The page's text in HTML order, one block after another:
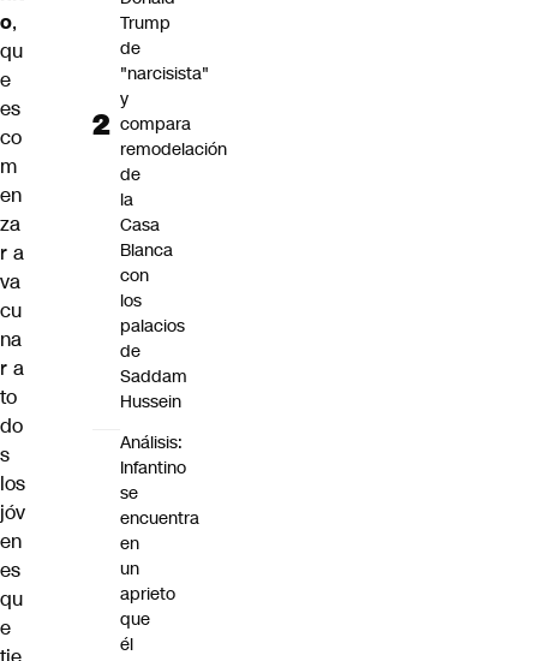
o,
qu
e
es
co
m
en
za
r a
va
cu
na
r a
to
do
s
los
jóv
en
es
qu
e
Trump
de
"narcisista"
y
compara
remodelación
de
la
Casa
Blanca
con
los
palacios
de
Saddam
Hussein
Análisis:
Infantino
se
encuentra
en
un
aprieto
que
él